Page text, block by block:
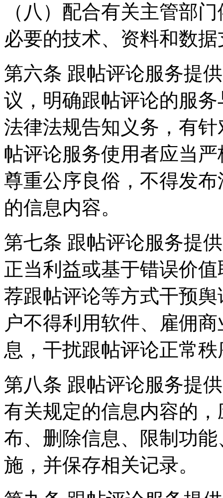
（八）配合有关主管部
必要的技术、资料和数
第六条 跟帖评论服务提
议，明确跟帖评论的服
法律法规告知义务，有
帖评论服务使用者应当
尊重公序良俗，不得发
的信息内容。
第七条 跟帖评论服务提
正当利益或基于错误价
荐跟帖评论等方式干预
户不得利用软件、雇佣
息，干扰跟帖评论正常
第八条 跟帖评论服务提
有关规定的信息内容的
布、删除信息、限制功
施，并保存相关记录。